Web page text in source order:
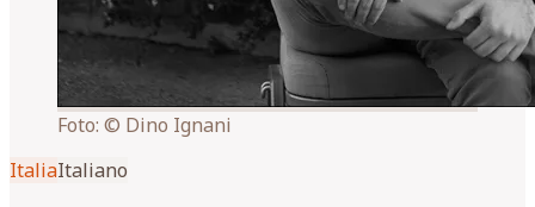
Foto: © Dino Ignani
ItaliaItaliano